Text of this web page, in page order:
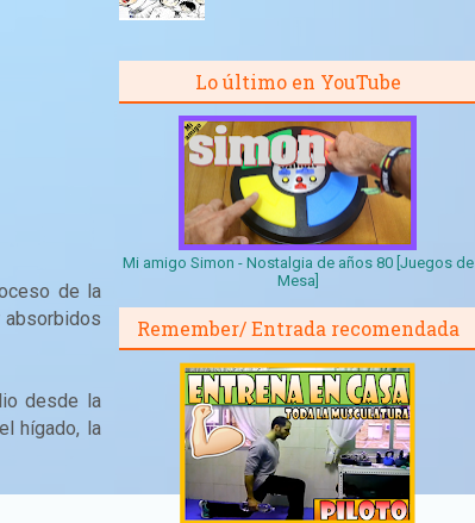
de la
absorbidos
desde la
hígado, la
Lo último en YouTube
Mi amigo Simon - Nostalgia de años 80 [Juegos de
Mesa]
Remember/ Entrada recomendada